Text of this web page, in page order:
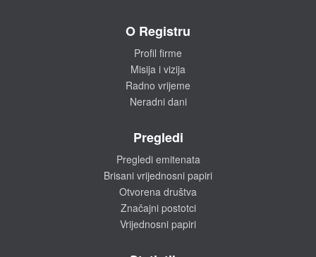
O Registru
Profil firme
Misija i vizija
Radno vrijeme
Neradni dani
Pregledi
Pregledi emitenata
Brisani vrijednosni papiri
Otvorena društva
Značajni postotci
Vrijednosni papiri